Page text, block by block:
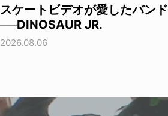
スケートビデオが愛したバンド
──DINOSAUR JR.
2026.08.06